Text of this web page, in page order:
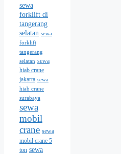
sewa
forklift di
tangerang
selatan sewa
forklift
tangerang
selatan sewa
hiab crane
jakarta sewa
hiab crane
surabaya
sewa
mobil
crane sewa
mobil crane 5
ton sewa